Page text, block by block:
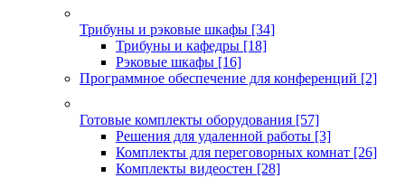
Трибуны и рэковые шкафы [34]
Трибуны и кафедры [18]
Рэковые шкафы [16]
Программное обеспечение для конференций [2]
Готовые комплекты оборудования [57]
Решения для удаленной работы [3]
Комплекты для переговорных комнат [26]
Комплекты видеостен [28]